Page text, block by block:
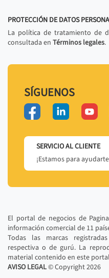
PROTECCIÓN DE DATOS
La política de tratamiento de
consultada en Términos legales.
SÍGUENOS
SERVICIO AL CLIENTE
¡Estamos para
El portal de negocios de
información comercial de 11
Todas las marcas
respectiva o de gurú. La
material contenido en este
AVISO LEGAL© Copyright2026